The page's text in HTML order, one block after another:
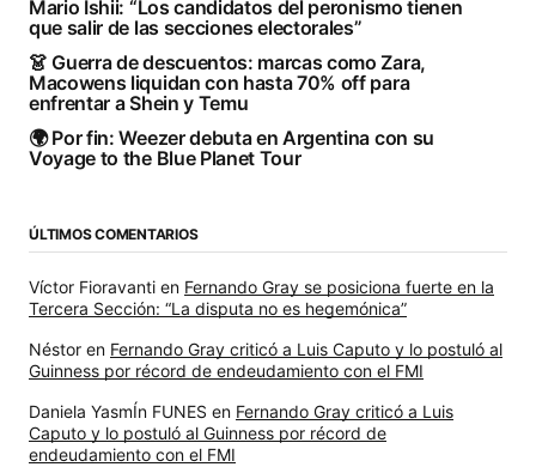
Mario Ishii: “Los candidatos del peronismo tienen
que salir de las secciones electorales”
👗 Guerra de descuentos: marcas como Zara,
Macowens liquidan con hasta 70% off para
enfrentar a Shein y Temu
🌍 Por fin: Weezer debuta en Argentina con su
Voyage to the Blue Planet Tour
ÚLTIMOS COMENTARIOS
Víctor Fioravanti en Fernando Gray se posiciona fuerte en la
Tercera Sección: “La disputa no es hegemónica”
Néstor en Fernando Gray criticó a Luis Caputo y lo postuló al
Guinness por récord de endeudamiento con el FMI
Daniela YasmÍn FUNES en Fernando Gray criticó a Luis
Caputo y lo postuló al Guinness por récord de
endeudamiento con el FMI